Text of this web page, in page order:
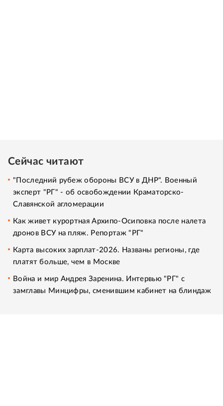
Сейчас читают
"Последний рубеж обороны ВСУ в ДНР". Военный
эксперт "РГ" - об освобождении Краматорско-
Славянской агломерации
Как живет курортная Архипо-Осиповка после налета
дронов ВСУ на пляж. Репортаж "РГ"
Карта высоких зарплат-2026. Названы регионы, где
платят больше, чем в Москве
Война и мир Андрея Заренина. Интервью "РГ" с
замглавы Минцифры, сменившим кабинет на блиндаж